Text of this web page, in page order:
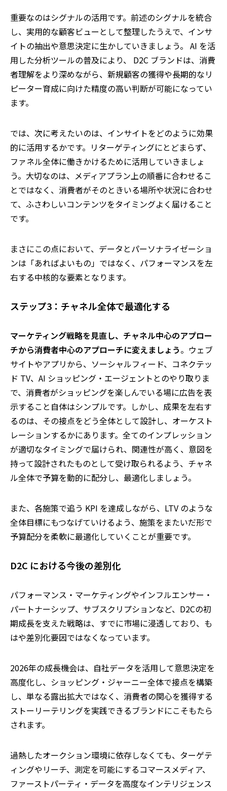
重要なのはシグナルの活用です。前述のシグナルを統合
し、実用的な顧客ビューとして整理したうえで、インサ
イトの抽出や意思決定に生かしていきましょう。 AI を活
用した分析ツールの普及により、 D2C ブランドは、消費
者理解をより深めながら、新規顧客の獲得や長期的なリ
ピーター育成に向けた精度の高い判断が可能になってい
ます。
では、次に考えたいのは、インサイトをどのように効果
的に活用するかです。リターゲティングにとどまらず、
ファネル全体に働きかけるために活用していきましょ
う。大切なのは、メディアプラン上の順番に合わせるこ
とではなく、消費者がそのときいる場所や状況に合わせ
て、ふさわしいコンテンツをタイミングよく届けること
です。
まさにこの点において、データとパーソナライゼーショ
ンは「あればよいもの」ではなく、パフォーマンスを左
右する中核的な要素となります。
ステップ3：チャネル全体で最適化する
マーケティング戦略を見直し、チャネル中心のアプロー
チから消費者中心のアプローチに変えましょう。ウェブ
サイトやアプリから、ソーシャルフィード、コネクテッ
ド TV、AI ショッピング・エージェントとのやり取りま
で、消費者がショッピングを楽しんでいる場に広告を表
示すること自体はシンプルです。しかし、成果を左右す
るのは、その接点をどう全体として設計し、オーケスト
レーションするかにあります。全てのインプレッション
が適切なタイミングで届けられ、関連性が高く、意図を
持って設計されたものとして受け取られるよう、チャネ
ル全体で予算を動的に配分し、最適化しましょう。
また、各施策で追う KPI を達成しながら、LTV のような
全体目標にもつなげていけるよう、施策をまたいだ形で
予算配分を柔軟に最適化していくことが重要です。
D2C における今後の差別化
パフォーマンス・マーケティングやインフルエンサー・
パートナーシップ、サブスクリプションなど、D2Cの初
期成長を支えた戦略は、すでに市場に浸透しており、も
はや差別化要因ではなくなっています。
2026年の成長機会は、自社データを活用して意思決定を
高度化し、ショッピング・ジャーニー全体で接点を構築
し、単なる露出拡大ではなく、消費者の関心を獲得する
ストーリーテリングを実践できるブランドにこそもたら
されます。
過熱したオークション環境に依存しなくても、ターゲテ
ィングやリーチ、測定を可能にするコマースメディア、
ファーストパーティ・データを高度なインテリジェンス